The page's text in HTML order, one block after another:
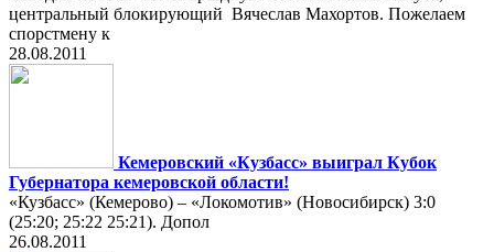
центральный блокирующий Вячеслав Махортов. Пожелаем
спорстмену к
28.08.2011
Кемеровский «Кузбасс» выиграл Кубок
Губернатора кемеровской области!
«Кузбасс» (Кемерово) – «Локомотив» (Новосибирск) 3:0
(25:20; 25:22 25:21). Допол
26.08.2011